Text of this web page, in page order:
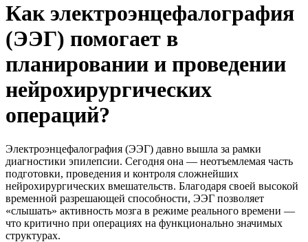
Как электроэнцефалография
(ЭЭГ) помогает в
планировании и проведении
нейрохирургических
операций?
Электроэнцефалография (ЭЭГ) давно вышла за рамки
диагностики эпилепсии. Сегодня она — неотъемлемая часть
подготовки, проведения и контроля сложнейших
нейрохирургических вмешательств. Благодаря своей высокой
временной разрешающей способности, ЭЭГ позволяет
«слышать» активность мозга в режиме реального времени —
что критично при операциях на функционально значимых
структурах.